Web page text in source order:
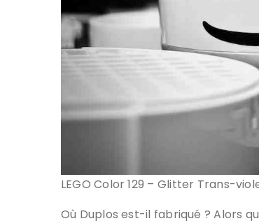
LEGO Color 129 – Glitter Trans-
Où Duplos est-il fabriqué ? Alors